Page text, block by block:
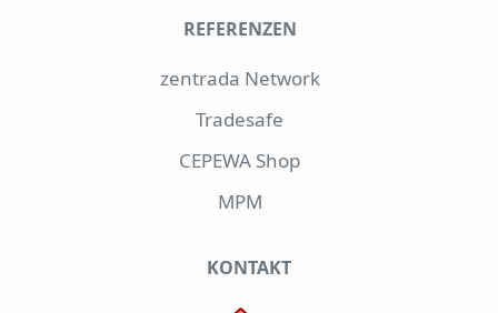
REFERENZEN
zentrada Network
Tradesafe
CEPEWA Shop
MPM
KONTAKT